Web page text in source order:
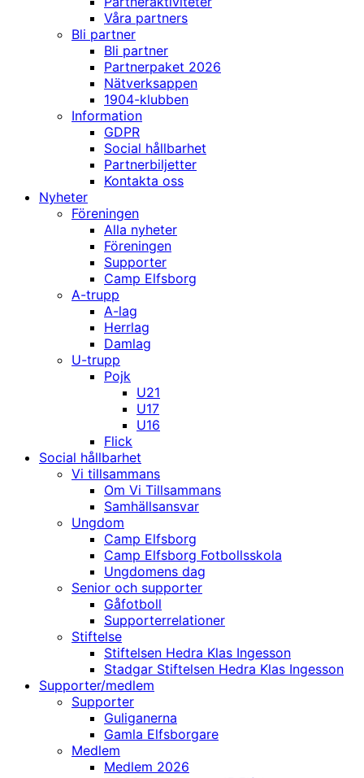
Våra partners
Bli partner
Bli partner
Partnerpaket 2026
Nätverksappen
1904-klubben
Information
GDPR
Social hållbarhet
Partnerbiljetter
Kontakta oss
Nyheter
Föreningen
Alla nyheter
Föreningen
Supporter
Camp Elfsborg
A-trupp
A-lag
Herrlag
Damlag
U-trupp
Pojk
U21
U17
U16
Flick
Social hållbarhet
Vi tillsammans
Om Vi Tillsammans
Samhällsansvar
Ungdom
Camp Elfsborg
Camp Elfsborg Fotbollsskola
Ungdomens dag
Senior och supporter
Gåfotboll
Supporterrelationer
Stiftelse
Stiftelsen Hedra Klas Ingesson
Stadgar Stiftelsen Hedra Klas Ingesson
Supporter/medlem
Supporter
Guliganerna
Gamla Elfsborgare
Medlem
Medlem 2026